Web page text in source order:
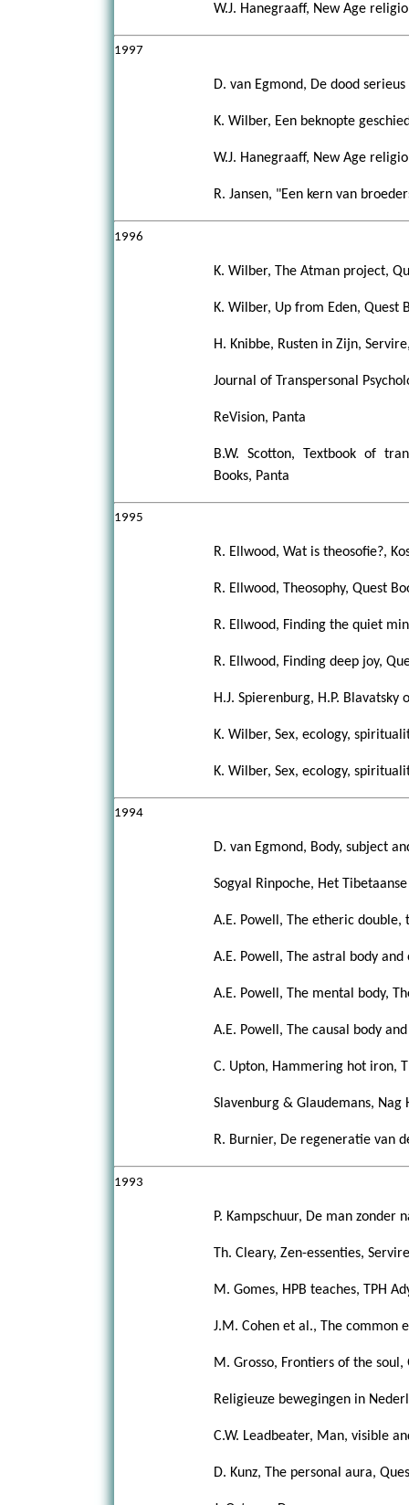
W.J. Hanegraaff, New Age
1997
D. van Egmond, De dood
K. Wilber, Een beknopte
W.J. Hanegraaff, New Age
R. Jansen, "Een kern van
1996
K. Wilber, The Atman project,
K. Wilber, Up from Eden, Quest
H. Knibbe, Rusten in Zijn,
Journal of Transpersonal
ReVision, Panta
B.W. Scotton, Textbook of
Books, Panta
1995
R. Ellwood, Wat is theosofie?,
R. Ellwood, Theosophy, Quest
R. Ellwood, Finding the quiet
R. Ellwood, Finding deep joy,
H.J. Spierenburg, H.P.
K. Wilber, Sex, ecology,
K. Wilber, Sex, ecology,
1994
D. van Egmond, Body, subject
Sogyal Rinpoche, Het
A.E. Powell, The etheric
A.E. Powell, The astral body
A.E. Powell, The mental body,
A.E. Powell, The causal body
C. Upton, Hammering hot iron,
Slavenburg & Glaudemans,
R. Burnier, De regeneratie van
1993
P. Kampschuur, De man zonder
Th. Cleary, Zen-essenties,
M. Gomes, HPB teaches, TPH
J.M. Cohen et al., The common
M. Grosso, Frontiers of the soul,
Religieuze bewegingen in
C.W. Leadbeater, Man, visible
D. Kunz, The personal aura,